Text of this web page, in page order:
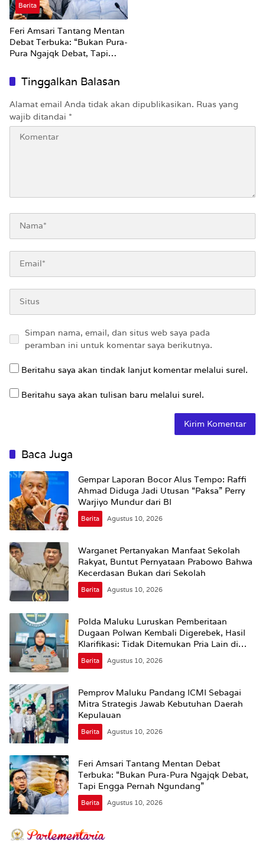
Berita
Feri Amsari Tantang Mentan
Debat Terbuka: “Bukan Pura-
Pura Ngajqk Debat, Tapi
Tinggalkan Balasan
Alamat email Anda tidak akan dipublikasikan. Ruas yang
wajib ditandai *
Simpan nama, email, dan situs web saya pada
peramban ini untuk komentar saya berikutnya.
Beritahu saya akan tindak lanjut komentar melalui surel.
Beritahu saya akan tulisan baru melalui surel.
Baca Juga
Gempar Laporan Bocor Alus Tempo: Raffi
Ahmad Diduga Jadi Utusan “Paksa” Perry
Warjiyo Mundur dari BI
Berita Agustus 10, 2026
Warganet Pertanyakan Manfaat Sekolah
Rakyat, Buntut Pernyataan Prabowo Bahwa
Kecerdasan Bukan dari Sekolah
Berita Agustus 10, 2026
Polda Maluku Luruskan Pemberitaan
Dugaan Polwan Kembali Digerebek, Hasil
Klarifikasi: Tidak Ditemukan Pria Lain di
Dalam Kamar
Berita Agustus 10, 2026
Pemprov Maluku Pandang ICMI Sebagai
Mitra Strategis Jawab Kebutuhan Daerah
Kepulauan
Berita Agustus 10, 2026
Feri Amsari Tantang Mentan Debat
Terbuka: “Bukan Pura-Pura Ngajqk Debat,
Tapi Engga Pernah Ngundang”
Berita Agustus 10, 2026